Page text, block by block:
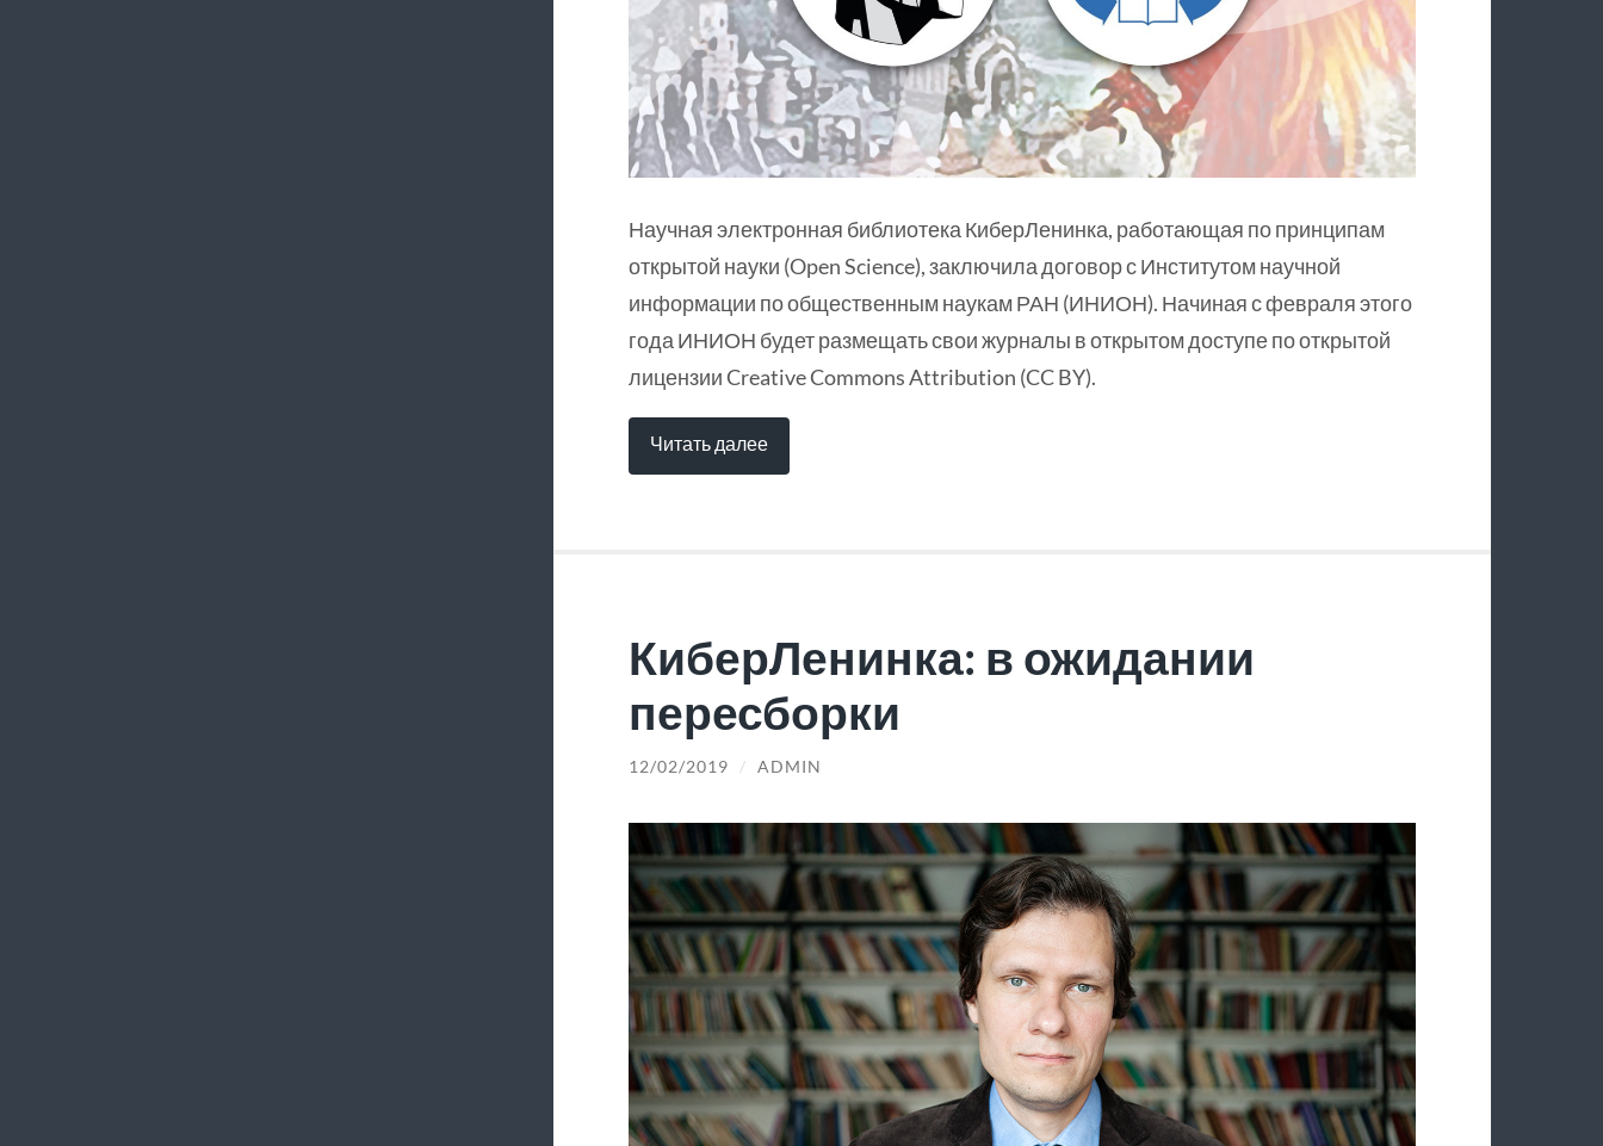
Научная электронная библиотека КиберЛенинка, работающая по принципам
открытой науки (Open Science), заключила договор с Институтом научной
информации по общественным наукам РАН (ИНИОН). Начиная с февраля этого
года ИНИОН будет размещать свои журналы в открытом доступе по открытой
лицензии Creative Commons Attribution (CC BY).
Читать далее
КиберЛенинка: в ожидании
пересборки
12/02/2019 / ADMIN